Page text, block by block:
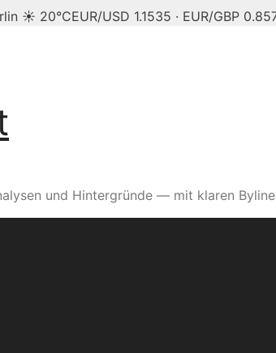
☀ 20°CEUR/USD 1.1535 · EUR/GBP
und Hintergründe — mit klaren